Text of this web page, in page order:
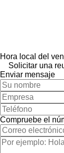
Hora local del
Solicitar una
Enviar mensaje
Compruebe el